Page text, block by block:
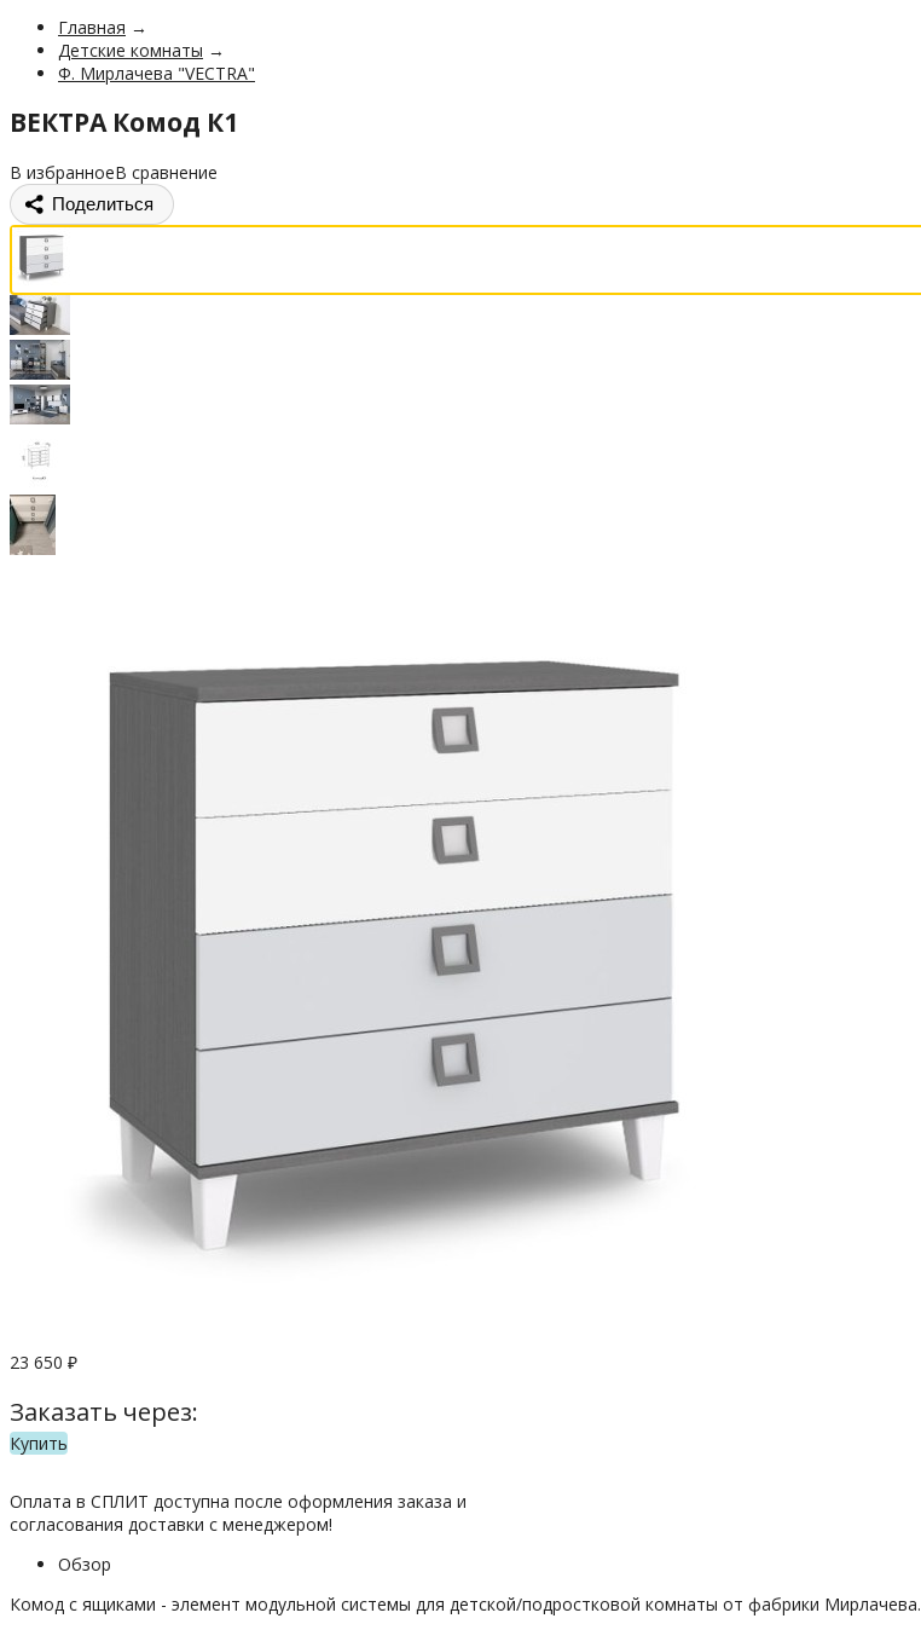
Главная →
Детские комнаты →
Ф. Мирлачева "VECTRA"
ВЕКТРА Комод К1
В избранноеВ сравнение
Поделиться
23 650 ₽
Заказать через:
Купить
Оплата в СПЛИТ доступна после оформления заказа и
согласования доставки с менеджером!
Обзор
Комод с ящиками - элемент модульной системы для детской/подростковой комнаты от фабрики Мирлачева.